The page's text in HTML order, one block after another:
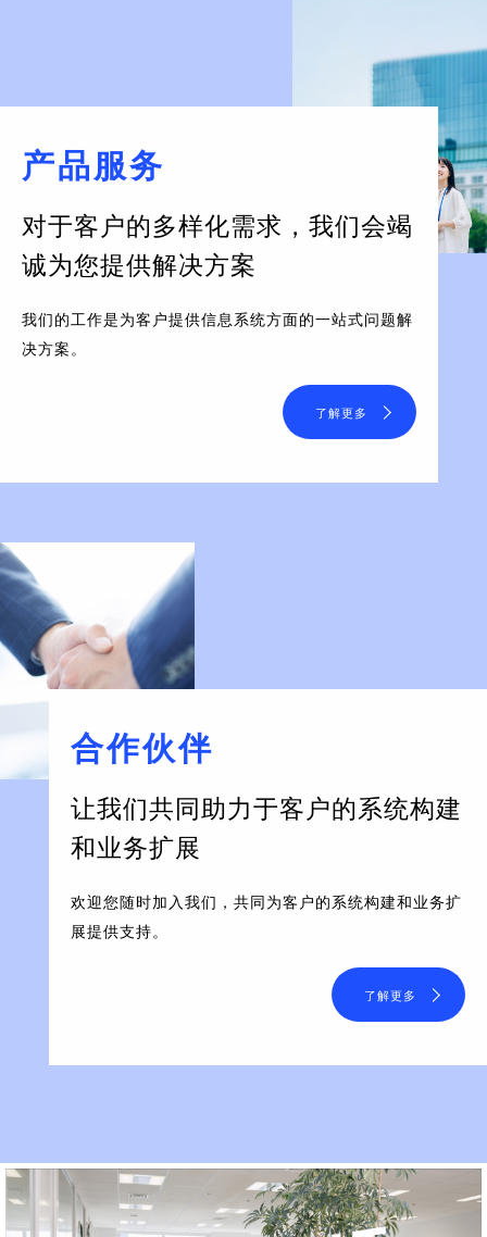
产品服务
对于客户的多样化需求， 我们会竭
诚为您提供解决方案
我们的工作是为客户提供信息系统方面的一站式问题解
决方案。
了解更多
合作伙伴
让我们共同助力于客户的系统构建
和业务扩展
欢迎您随时加入我们，共同为客户的系统构建和业务扩
展提供支持。
了解更多